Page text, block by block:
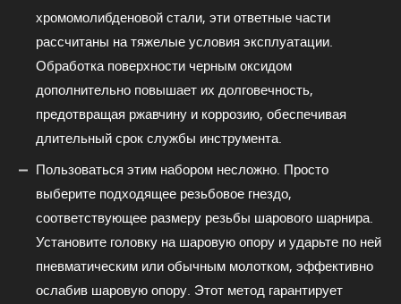
хромомолибденовой стали, эти ответные части
рассчитаны на тяжелые условия эксплуатации.
Обработка поверхности черным оксидом
дополнительно повышает их долговечность,
предотвращая ржавчину и коррозию, обеспечивая
длительный срок службы инструмента.
Пользоваться этим набором несложно. Просто
выберите подходящее резьбовое гнездо,
соответствующее размеру резьбы шарового шарнира.
Установите головку на шаровую опору и ударьте по ней
пневматическим или обычным молотком, эффективно
ослабив шаровую опору. Этот метод гарантирует